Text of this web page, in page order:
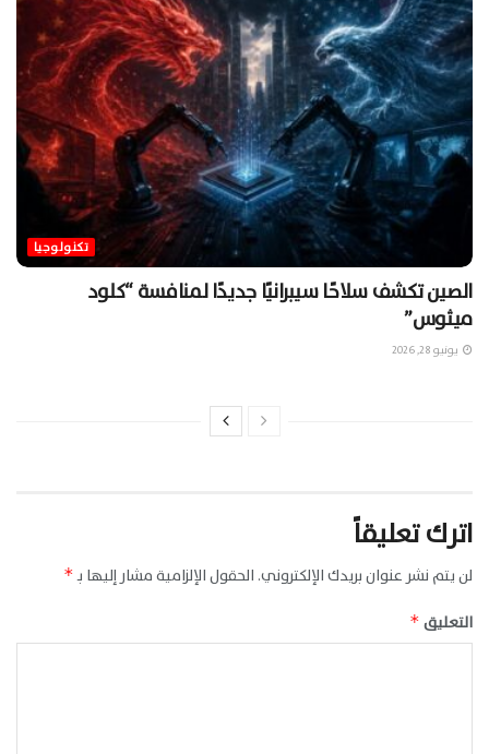
تكنولوجيا
الصين تكشف سلاحًا سيبرانيًا جديدًا لمنافسة “كلود
ميثوس”
يونيو 28, 2026
اترك تعليقاً
لن يتم نشر عنوان بريدك الإلكتروني. الحقول الإلزامية مشار إليها بـ*
التعليق *